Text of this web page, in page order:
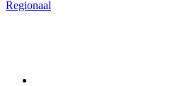
Regionaal